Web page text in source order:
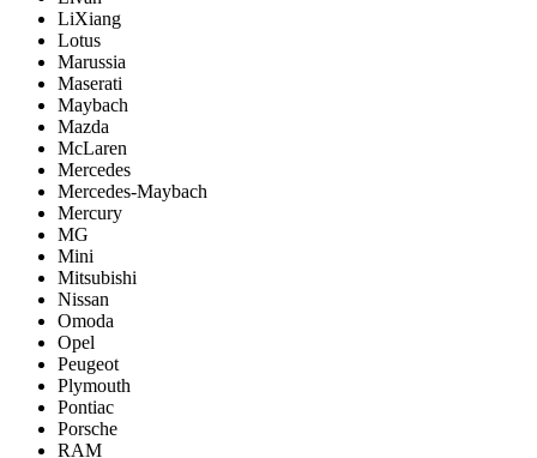
LiXiang
Lotus
Marussia
Maserati
Maybach
Mazda
McLaren
Mercedes
Mercedes-Maybach
Mercury
MG
Mini
Mitsubishi
Nissan
Omoda
Opel
Peugeot
Plymouth
Pontiac
Porsche
RAM